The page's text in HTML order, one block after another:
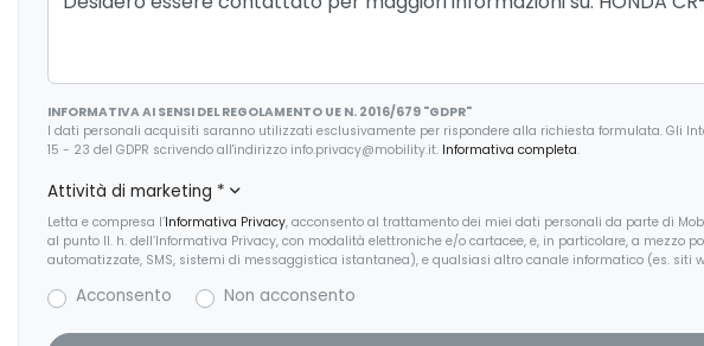
INFORMATIVA AI SENSI DEL REGOLAMENTO UE N. 2016/679 "GDPR"
I dati personali acquisiti saranno utilizzati esclusivamente per rispondere alla richiesta formulata. Gli
15 - 23 del GDPR scrivendo all'indirizzo info.privacy@mobility.it. Informativa completa.
Attività di marketing *
Letta e compresa l’Informativa Privacy, acconsento al trattamento dei miei dati personali da parte di
al punto II. h. dell’Informativa Privacy, con modalità elettroniche e/o cartacee, e, in particolare, a mezzo
automatizzate, SMS, sistemi di messaggistica istantanea), e qualsiasi altro canale informatico (es. siti
Acconsento Non acconsento